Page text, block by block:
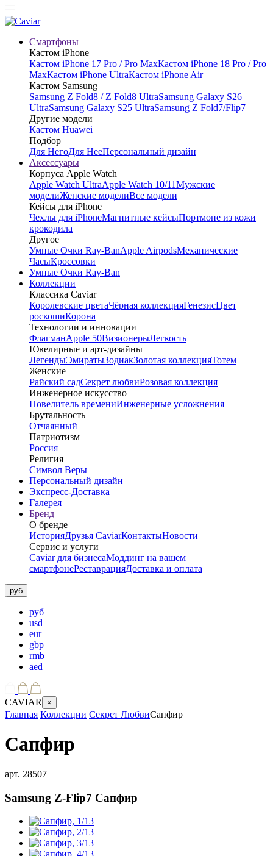
Смартфоны
Кастом iPhone
Кастом iPhone 17 Pro / Pro MaxКастом iPhone 18 Pro / Pro
MaxКастом iPhone UltraКастом iPhone Air
Кастом Samsung
Samsung Z Fold8 / Z Fold8 UltraSamsung Galaxy S26
UltraSamsung Galaxy S25 UltraSamsung Z Fold7/Flip7
Другие модели
Кастом Huawei
Подбор
Для НегоДля НееПерсональный дизайн
Аксессуары
Корпуса Apple Watch
Apple Watch UltraApple Watch 10/11Мужские
моделиЖенские моделиВсе модели
Кейсы для iPhone
Чехлы для iPhoneМагнитные кейсыПортмоне из кожи
крокодила
Другое
Умные Очки Ray-BanApple AirpodsМеханические
ЧасыКроссовки
Умные Очки Ray-Ban
Коллекции
Классика Caviar
Королевские цветаЧёрная коллекцияГенезисЦвет
роскошиКорона
Технологии и инновации
ФлагманApple 50ВизионерыЛегкость
Ювелирные и арт-дизайны
ЛегендыЭмиратыЗодиакЗолотая коллекцияТотем
Женские
Райский садСекрет любвиРозовая коллекция
Инженерное искусство
Повелитель времениИнженерные усложнения
Брутальность
Отчаянный
Патриотизм
Россия
Религия
Символ Веры
Персональный дизайн
Экспресс-Доставка
Галерея
Бренд
О бренде
ИсторияДрузья CaviarКонтактыНовости
Сервис и услуги
Caviar для бизнесаМоддинг на вашем
смартфонеРеставрацияДоставка и оплата
руб
руб
usd
eur
gbp
rmb
aed
CAVIAR ×
Главная Коллекции Секрет ЛюбвиСапфир
Сапфир
арт. 28507
Samsung Z-Flip7 Сапфир